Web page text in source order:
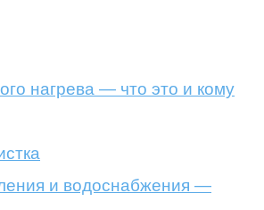
нагрева — что это и кому
и водоснабжения —